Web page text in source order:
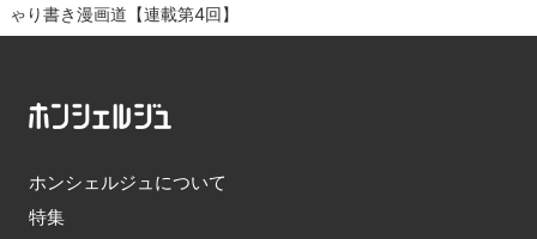
ゃり書き漫画道【連載第4回】
ホンシェルジュについて
特集